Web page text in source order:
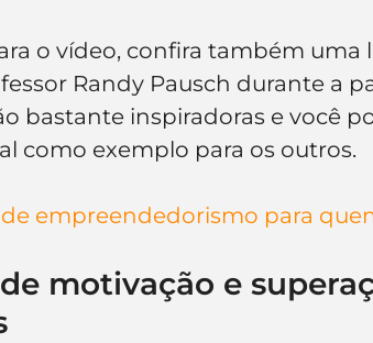
o vídeo, confira também uma
Randy Pausch durante a
bastante inspiradoras e você
como exemplo para os outros.
de empreendedorismo para
motivação e